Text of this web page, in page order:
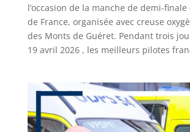
l’occasion de la manche de demi-finale
de France, organisée avec creuse
des Monts de Guéret. Pendant trois
19 avril 2026 , les meilleurs pilotes